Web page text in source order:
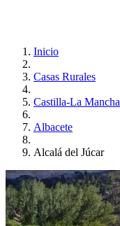
Inicio
Casas Rurales
Castilla-La Mancha
Albacete
Alcalá del Júcar